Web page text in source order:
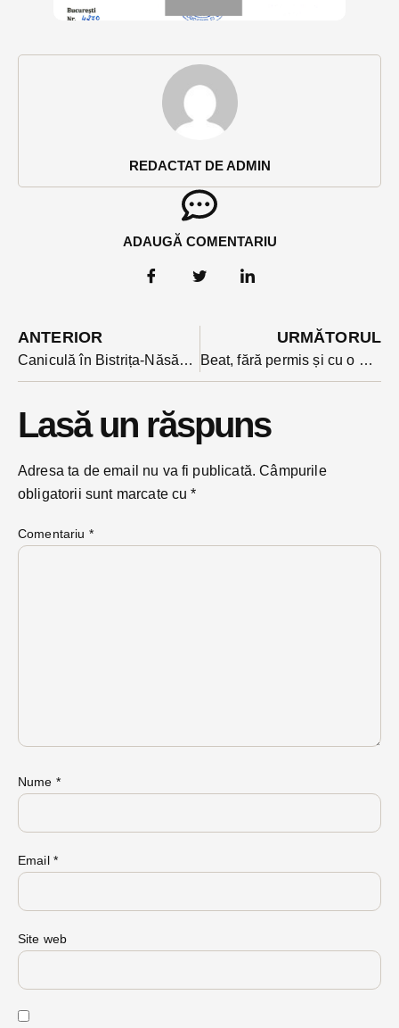
REDACTAT DE ADMIN
ADAUGĂ COMENTARIU
ANTERIOR
Caniculă în Bistrița-Năsăud: puncte de hidratare în toate orașele din județ și biserici deschise
URMĂTORUL
Beat, fără permis și cu o mașină neînmatriculată. Un bărbat din Mijlocenii Bârgăului a ajuns în arest
Lasă un răspuns
Adresa ta de email nu va fi publicată. Câmpurile
obligatorii sunt marcate cu*
Comentariu *
Nume *
Email *
Site web